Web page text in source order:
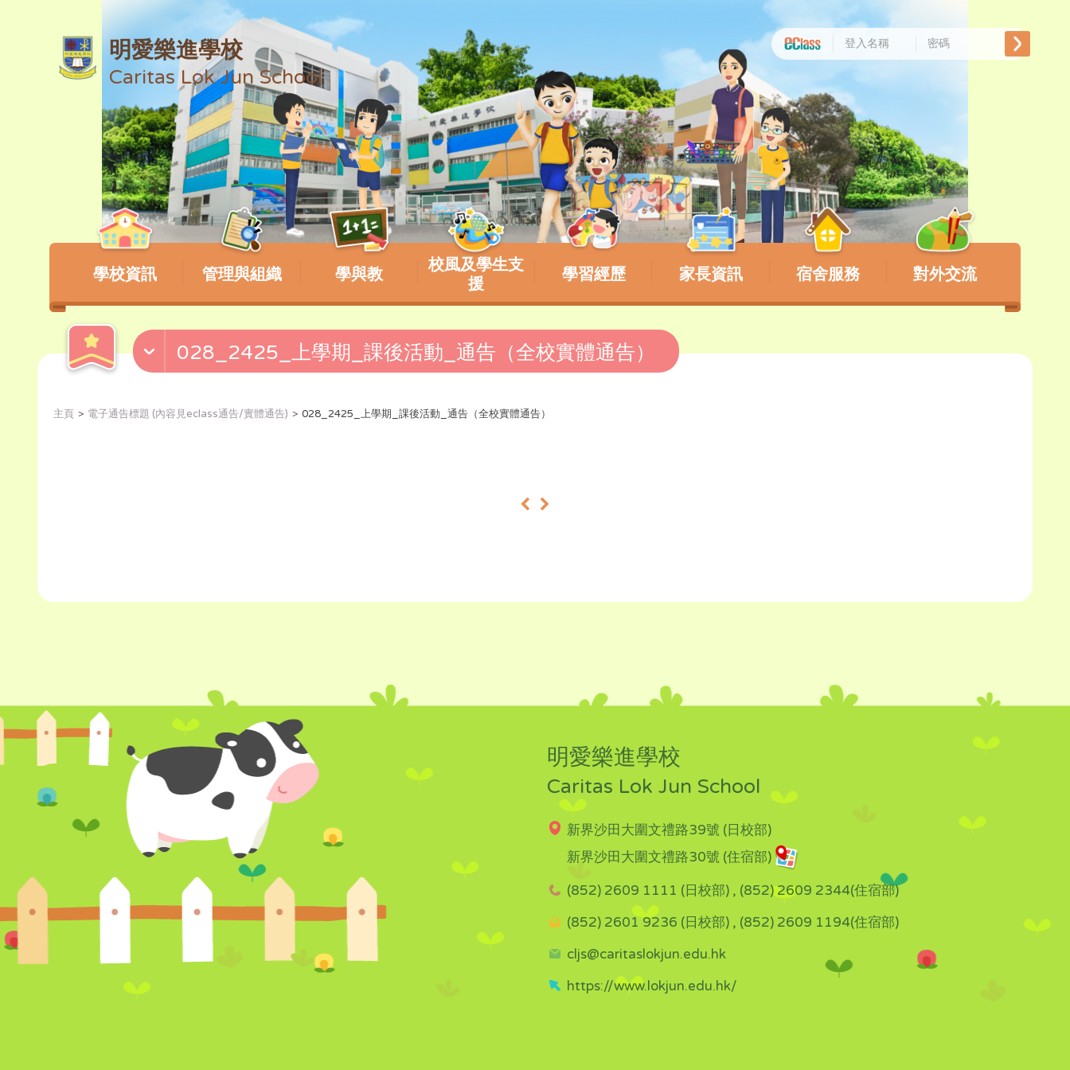
明愛樂進學校
Caritas Lok Jun School
學校資訊 管理與組織 學與教
校風及學生支
援
學習經歷 家長資訊 宿舍服務 對外交流
028_2425_上學期_課後活動_通告（全校實體通告）
主頁 電子通告標題 (內容見eclass通告/實體通告) 028_2425_上學期_課後活動_通告（全校實體通告）
« »
明愛樂進學校
Caritas Lok Jun School
新界沙田大圍文禮路39號 (日校部)
新界沙田大圍文禮路30號 (住宿部)
(852) 2609 1111 (日校部) , (852) 2609 2344(住宿部)
(852) 2601 9236 (日校部) , (852) 2609 1194(住宿部)
cljs@caritaslokjun.edu.hk
https://www.lokjun.edu.hk/